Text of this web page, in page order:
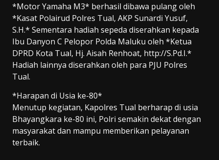
*Motor Yamaha M3* berhasil dibawa pulang oleh
*Kasat Polairud Polres Tual, AKP Sunardi Yusuf,
S.H.* Sementara hadiah sepeda diserahkan kepada
Ibu Danyon C Pelopor Polda Maluku oleh *Ketua
DPRD Kota Tual, Hj. Aisah Renhoat, http://S.Pd.I.*
Hadiah lainnya diserahkan oleh para PJU Polres
Tual.
*Harapan di Usia ke-80*
Menutup kegiatan, Kapolres Tual berharap di usia
Bhayangkara ke-80 ini, Polri semakin dekat dengan
masyarakat dan mampu memberikan pelayanan
terbaik.